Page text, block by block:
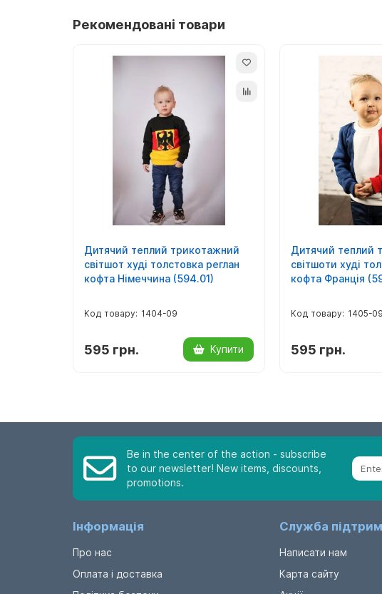
Рекомендовані товари
Дитячий теплий трикотажний
світшот худі толстовка реглан
кофта Німеччина (594.01)
1404-09
595 грн. Купити
Дитячий теплий
світшоти худі
кофта Франція
1405-09
595 грн.
Be in the center of the action - subscribe
to our newsletter! New items, discounts,
promotions.
Інформація
Про нас
Оплата і доставка
Служба
Написати нам
Карта сайту